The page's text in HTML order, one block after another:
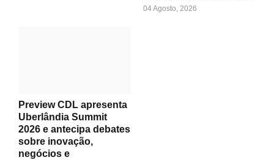
04 Agosto, 2026
Preview CDL apresenta
Uberlândia Summit
2026 e antecipa debates
sobre inovação,
negócios e